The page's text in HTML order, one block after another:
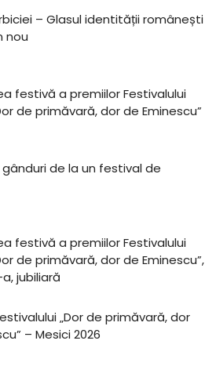
– Glasul identității românești
nou
festivă a premiilor Festivalului
de primăvară, dor de Eminescu”
gânduri de la un festival de
festivă a premiilor Festivalului
de primăvară, dor de Eminescu”,
jubiliară
„Dor de primăvară, dor
– Mesici 2026